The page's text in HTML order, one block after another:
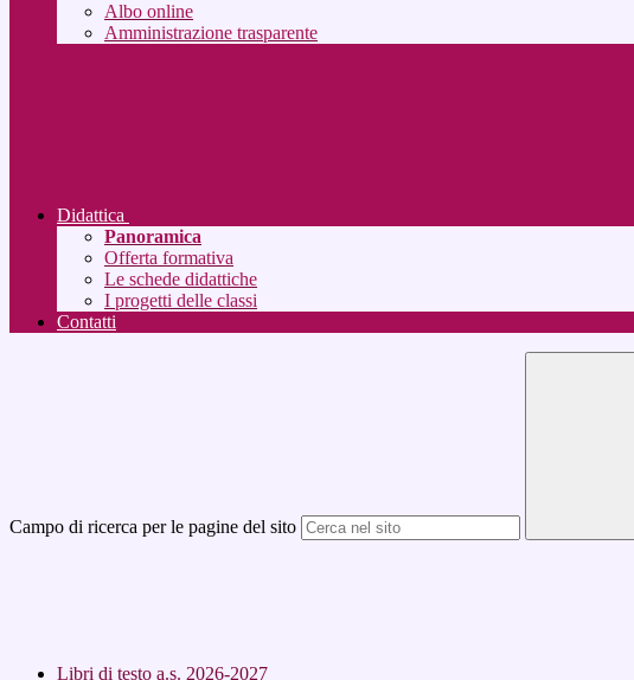
Albo online
Amministrazione trasparente
Didattica
Panoramica
Offerta formativa
Le schede didattiche
I progetti delle classi
Contatti
Campo di ricerca per le pagine del sito
Libri di testo a.s. 2026-2027